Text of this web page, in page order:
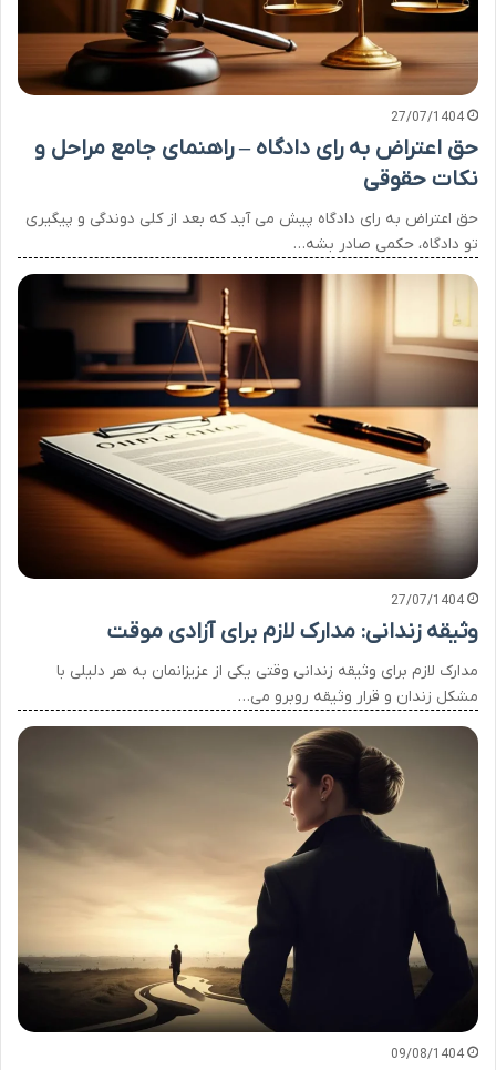
27/07/1404
حق اعتراض به رای دادگاه – راهنمای جامع مراحل و
نکات حقوقی
حق اعتراض به رای دادگاه پیش می آید که بعد از کلی دوندگی و پیگیری
تو دادگاه، حکمی صادر بشه…
27/07/1404
وثیقه زندانی: مدارک لازم برای آزادی موقت
مدارک لازم برای وثیقه زندانی وقتی یکی از عزیزانمان به هر دلیلی با
مشکل زندان و قرار وثیقه روبرو می…
09/08/1404